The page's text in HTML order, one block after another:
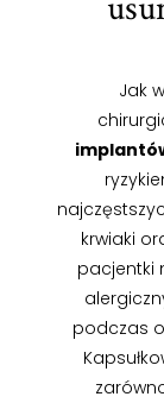
Jak
krwiaki
pacjentki
podczas